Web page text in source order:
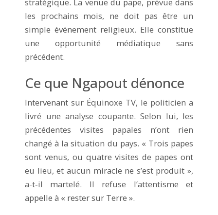
les prochains mois, ne doit pas être un
simple événement religieux. Elle constitue
une opportunité médiatique sans
précédent.
Ce que Ngapout dénonce
Intervenant sur Équinoxe TV, le politicien a
livré une analyse coupante. Selon lui, les
précédentes visites papales n’ont rien
changé à la situation du pays. « Trois papes
sont venus, ou quatre visites de papes ont
eu lieu, et aucun miracle ne s’est produit »,
a-t‑il martelé. Il refuse l’attentisme et
appelle à « rester sur Terre ».